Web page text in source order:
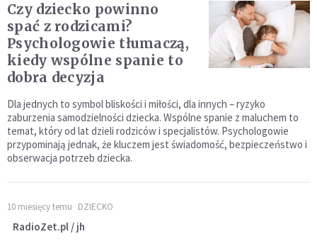
Czy dziecko powinno
spać z rodzicami?
Psychologowie tłumaczą,
kiedy wspólne spanie to
dobra decyzja
Dla jednych to symbol bliskości i miłości, dla innych – ryzyko
zaburzenia samodzielności dziecka. Wspólne spanie z maluchem to
temat, który od lat dzieli rodziców i specjalistów. Psychologowie
przypominają jednak, że kluczem jest świadomość, bezpieczeństwo i
obserwacja potrzeb dziecka.
10 miesięcy temu DZIECKO
RadioZet.pl / jh